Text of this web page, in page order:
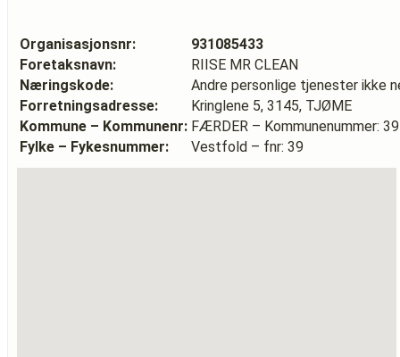
Organisasjonsnr:
931085433
Foretaksnavn:
RIISE MR CLEAN
Næringskode:
Andre personlige tjenester ikke
Forretningsadresse:
Kringlene 5, 3145, TJØME
Kommune – Kommunenr: FÆRDER – Kommunenummer:
Fylke – Fykesnummer:
Vestfold – fnr: 39